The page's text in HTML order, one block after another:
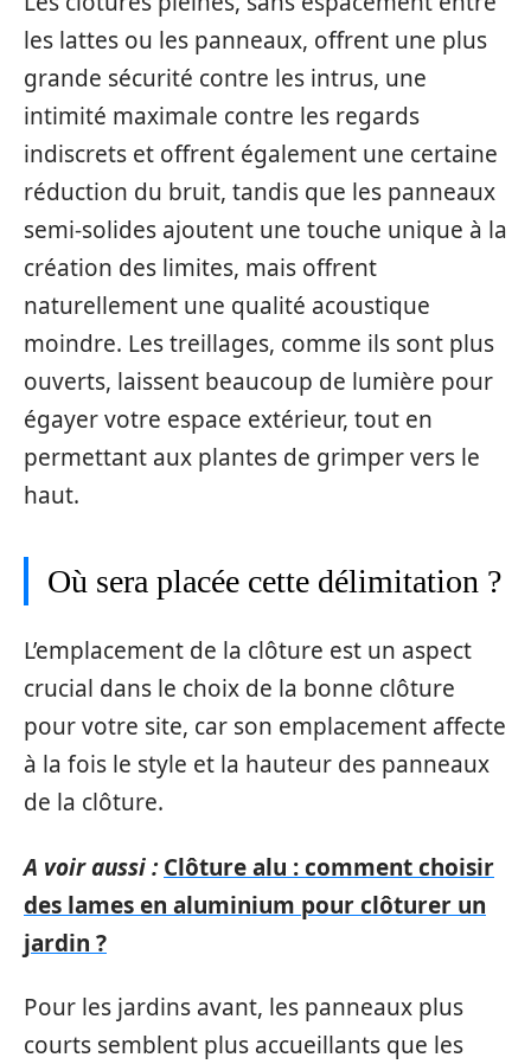
les lattes ou les panneaux, offrent une plus
grande sécurité contre les intrus, une
intimité maximale contre les regards
indiscrets et offrent également une certaine
réduction du bruit, tandis que les panneaux
semi-solides ajoutent une touche unique à la
création des limites, mais offrent
naturellement une qualité acoustique
moindre. Les treillages, comme ils sont plus
ouverts, laissent beaucoup de lumière pour
égayer votre espace extérieur, tout en
permettant aux plantes de grimper vers le
haut.
Où sera placée cette délimitation ?
L’emplacement de la clôture est un aspect
crucial dans le choix de la bonne clôture
pour votre site, car son emplacement affecte
à la fois le style et la hauteur des panneaux
de la clôture.
A voir aussi : Clôture alu : comment choisir
des lames en aluminium pour clôturer un
jardin ?
Pour les jardins avant, les panneaux plus
courts semblent plus accueillants que les